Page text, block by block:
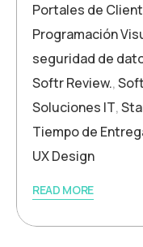
Portales de
Programación
seguridad de
Softr Review.,
Soluciones IT,
Tiempo de
UX Design
READ MORE